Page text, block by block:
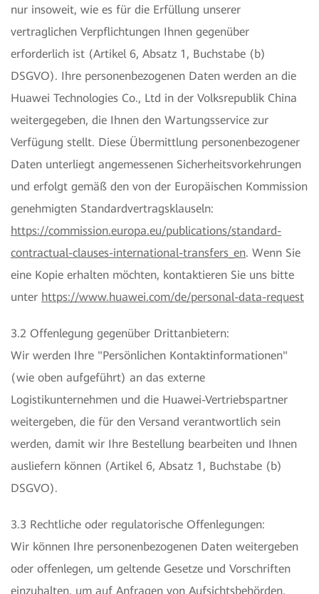
nur insoweit, wie es für die Erfüllung unserer
vertraglichen Verpflichtungen Ihnen gegenüber
erforderlich ist (Artikel 6, Absatz 1, Buchstabe (b)
DSGVO). Ihre personenbezogenen Daten werden an die
Huawei Technologies Co., Ltd in der Volksrepublik China
weitergegeben, die Ihnen den Wartungsservice zur
Verfügung stellt. Diese Übermittlung personenbezogener
Daten unterliegt angemessenen Sicherheitsvorkehrungen
und erfolgt gemäß den von der Europäischen Kommission
genehmigten Standardvertragsklauseln:
https://commission.europa.eu/publications/standard-
contractual-clauses-international-transfers_en. Wenn Sie
eine Kopie erhalten möchten, kontaktieren Sie uns bitte
unter https://www.huawei.com/de/personal-data-request
3.2 Offenlegung gegenüber Drittanbietern:
Wir werden Ihre "Persönlichen Kontaktinformationen"
(wie oben aufgeführt) an das externe
Logistikunternehmen und die Huawei-Vertriebspartner
weitergeben, die für den Versand verantwortlich sein
werden, damit wir Ihre Bestellung bearbeiten und Ihnen
ausliefern können (Artikel 6, Absatz 1, Buchstabe (b)
DSGVO).
3.3 Rechtliche oder regulatorische Offenlegungen:
Wir können Ihre personenbezogenen Daten weitergeben
oder offenlegen, um geltende Gesetze und Vorschriften
einzuhalten, um auf Anfragen von Aufsichtsbehörden,